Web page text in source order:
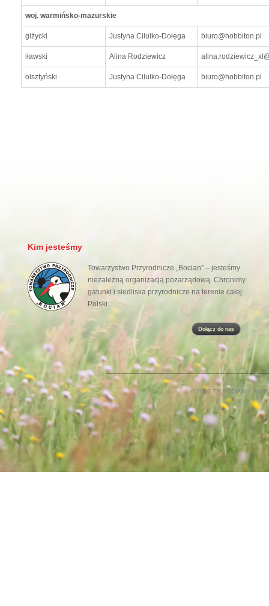
woj. warmińsko-mazurskie
giżycki Justyna Cilulko-Dołęga biuro@hobbiton.pl
iławski Alina Rodziewicz
olsztyński Justyna Cilulko-Dołęga biuro@hobbiton.pl
Kim jesteśmy
Towarzystwo Przyrodnicze „Bocian” – jesteśmy
niezależną organizacją pozarządową. Chronimy
gatunki i siedliska przyrodnicze na terenie całej
Polski.
Dołącz do nas
© 2010 TP BOCIAN